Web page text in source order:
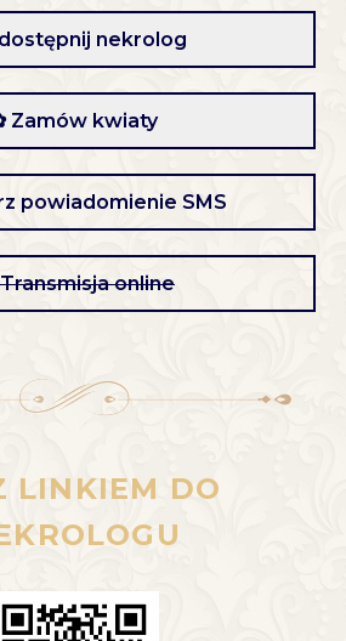
nekrolog
Zamów kwiaty
powiadomienie SMS
Transmisja online
LINKIEM DO